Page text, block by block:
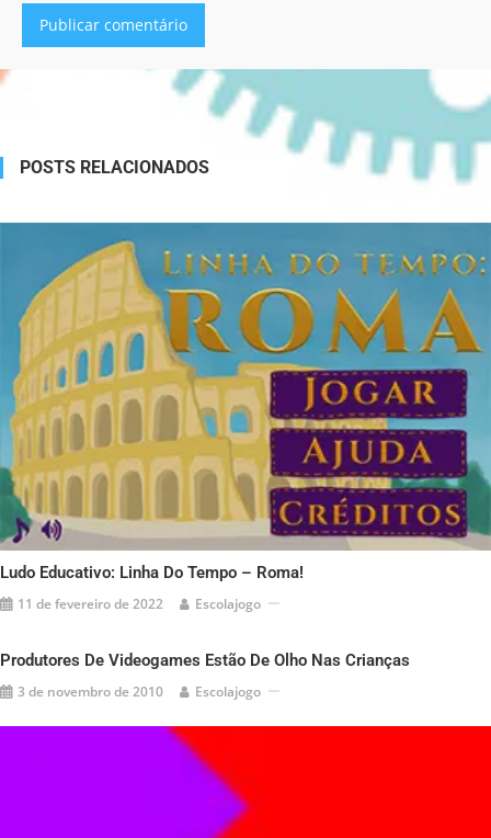
POSTS RELACIONADOS
Ludo Educativo: Linha Do Tempo – Roma!
11 de fevereiro de 2022 Escolajogo
Produtores De Videogames Estão De Olho Nas Crianças
3 de novembro de 2010 Escolajogo